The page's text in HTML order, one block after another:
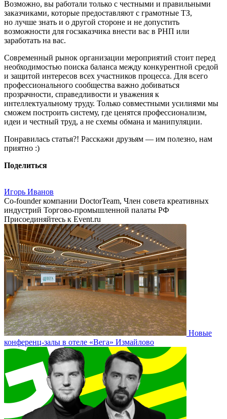
Возможно, вы работали только с честными и правильными
заказчиками, которые предоставляют с грамотные ТЗ,
но лучше знать и о другой стороне и не допустить
возможности для госзаказчика внести вас в РНП или
заработать на вас.
Современный рынок организации мероприятий стоит перед
необходимостью поиска баланса между конкурентной средой
и защитой интересов всех участников процесса. Для всего
профессионального сообщества важно добиваться
прозрачности, справедливости и уважения к
интеллектуальному труду. Только совместными усилиями мы
сможем построить систему, где ценятся профессионализм,
идеи и честный труд, а не схемы обмана и манипуляции.
Понравилась статья?! Расскажи друзьям — им полезно, нам
приятно :)
Поделиться
Игорь Иванов
Co-founder компании DoctorTeam, Член совета креативных
индустрий Торгово-промышленной палаты РФ
Присоединяйтесь к Event.ru
Новые
конференц-залы в отеле «Вега» Измайлово